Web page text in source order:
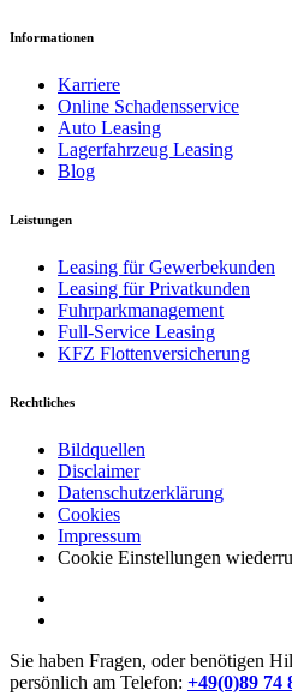
Informationen
Karriere
Online Schadensservice
Auto Leasing
Lagerfahrzeug Leasing
Blog
Leistungen
Leasing für Gewerbekunden
Leasing für Privatkunden
Fuhrparkmanagement
Full-Service Leasing
KFZ Flottenversicherung
Rechtliches
Bildquellen
Disclaimer
Datenschutzerklärung
Cookies
Impressum
Cookie Einstellungen
Sie haben Fragen, oder benötigen
persönlich am Telefon: +49(0)89 74